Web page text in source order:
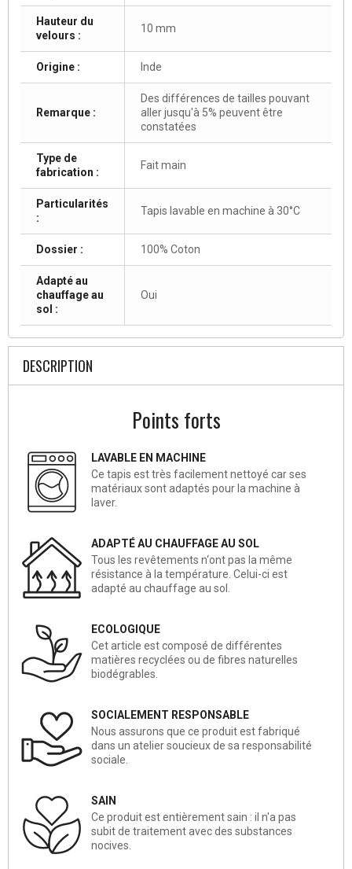
Hauteur du
velours :
10 mm
Origine : Inde
Remarque :
Des différences de tailles pouvant
aller jusqu'à 5% peuvent être
constatées
Type de
fabrication :
Fait main
Particularités
:
Tapis lavable en machine à 30°C
Dossier : 100% Coton
Adapté au
chauffage au
sol :
Oui
DESCRIPTION
Points forts
LAVABLE EN MACHINE
Ce tapis est très facilement nettoyé car ses
matériaux sont adaptés pour la machine à
laver.
ADAPTÉ AU CHAUFFAGE AU SOL
Tous les revêtements n‘ont pas la même
résistance à la température. Celui-ci est
adapté au chauffage au sol.
ECOLOGIQUE
Cet article est composé de différentes
matières recyclées ou de fibres naturelles
biodégrables.
SOCIALEMENT RESPONSABLE
Nous assurons que ce produit est fabriqué
dans un atelier soucieux de sa responsabilité
sociale.
SAIN
Ce produit est entièrement sain : il n'a pas
subit de traitement avec des substances
nocives.